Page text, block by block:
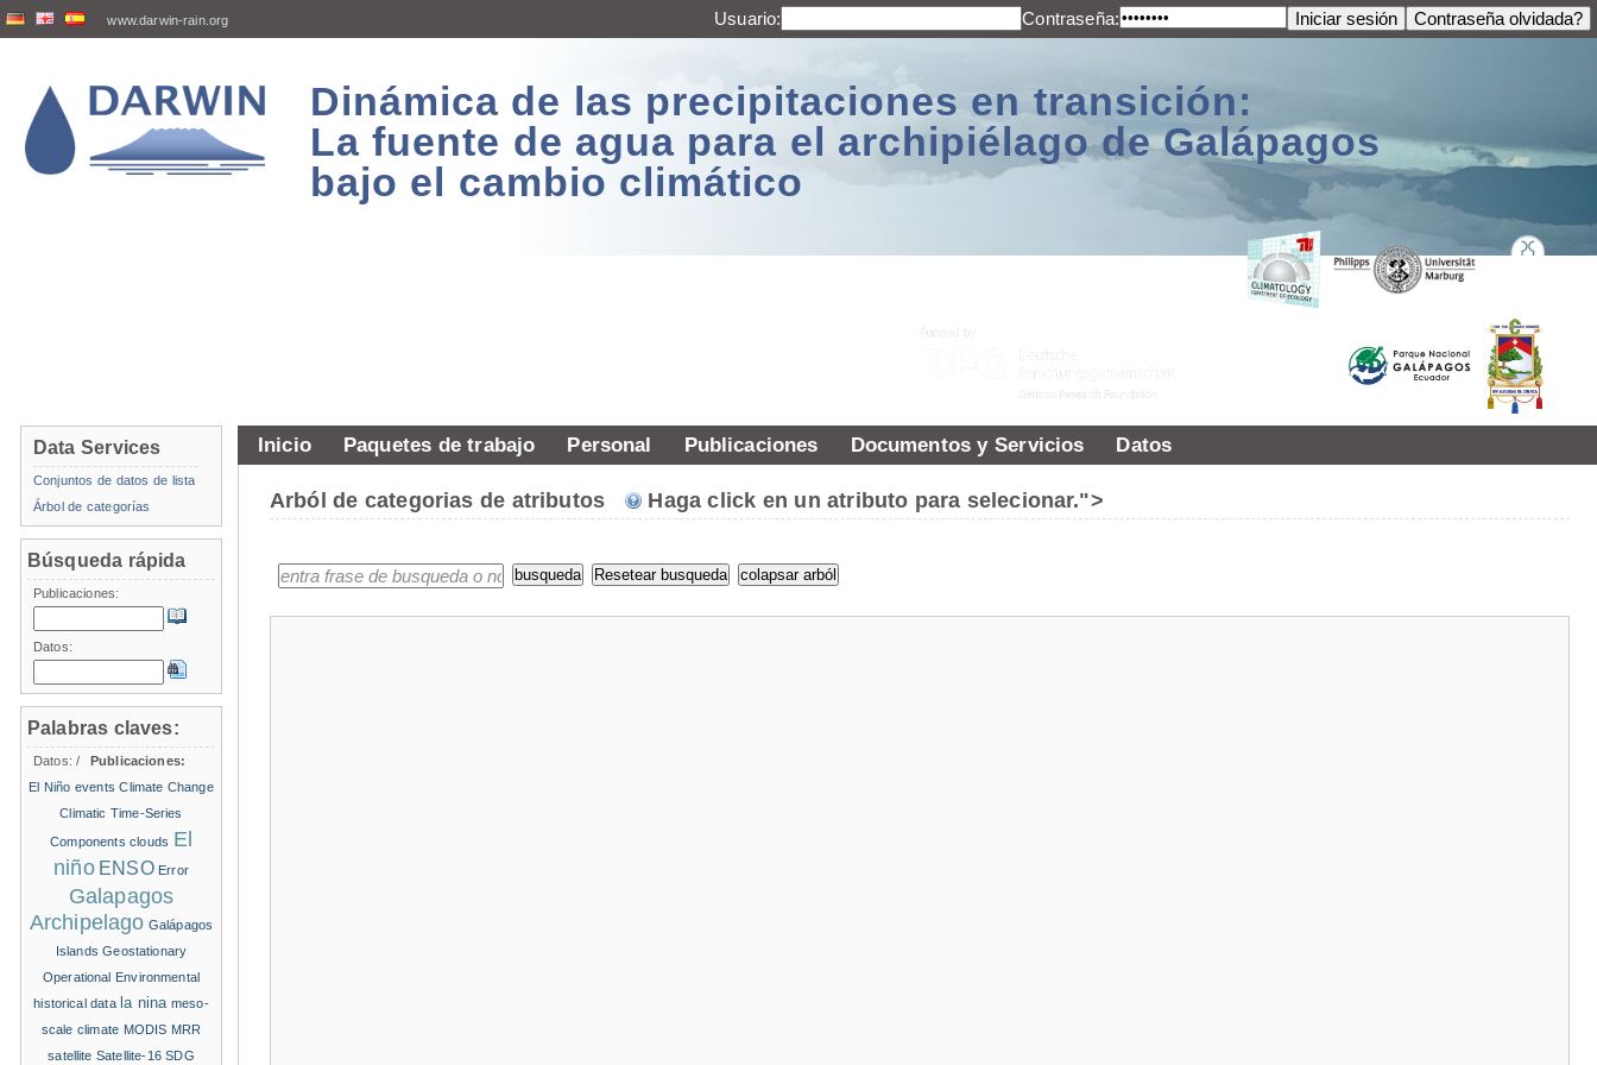
www.darwin-rain.org Usuario: Contraseña:
Dinámica de las precipitaciones en transición:
La fuente de agua para el archipiélago de Galápagos
bajo el cambio climático
Inicio Paquetes de trabajo Personal Publicaciones Documentos y Servicios Datos
Arból de categorias de atributos Haga click en un atributo para selecionar.">
Data Services
Conjuntos de datos de lista
Árbol de categorías
Búsqueda rápida
Publicaciones:
Datos:
Palabras claves:
Datos:/
Publicaciones:
El Niño events Climate Change
Climatic Time-Series
Components clouds El
niño ENSO Error
Galapagos
Archipelago Galápagos
Islands Geostationary
Operational Environmental
historical data la nina meso-
scale climate MODIS MRR
satellite Satellite-16 SDG